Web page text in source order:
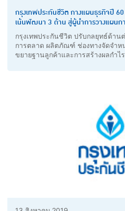
กรุงเทพประกันชีวิต กางแผนธุรกิจปี
เน้นพัฒนา 3 ด้าน สู่ผู้นำการวางแผนก
กรุงเทพประกันชีวิต ปรับกลยุทธ์ด้า
การตลาด ผลิตภัณฑ์ ช่องทางจัดจำห
ขยายฐานลูกค้าและการสร้างผลกำ